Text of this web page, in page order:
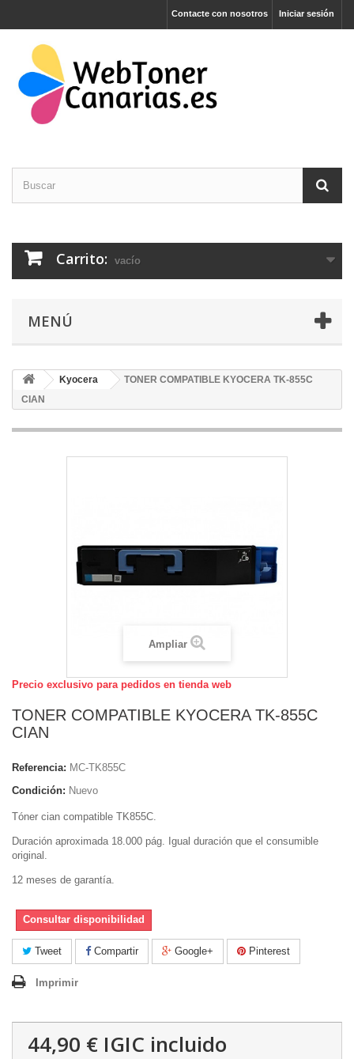
Iniciar sesión
Contacte con nosotros
Carrito: vacío
MENÚ
Kyocera
TONER COMPATIBLE KYOCERA TK-855C
CIAN
Ampliar
Precio exclusivo para pedidos en tienda web
TONER COMPATIBLE KYOCERA TK-855C
CIAN
Referencia: MC-TK855C
Condición: Nuevo
Tóner cian compatible TK855C.
Duración aproximada 18.000 pág. Igual duración que el consumible
original.
12 meses de garantía.
Consultar disponibilidad
Tweet Compartir Google+ Pinterest
Imprimir
44,90 € IGIC incluido